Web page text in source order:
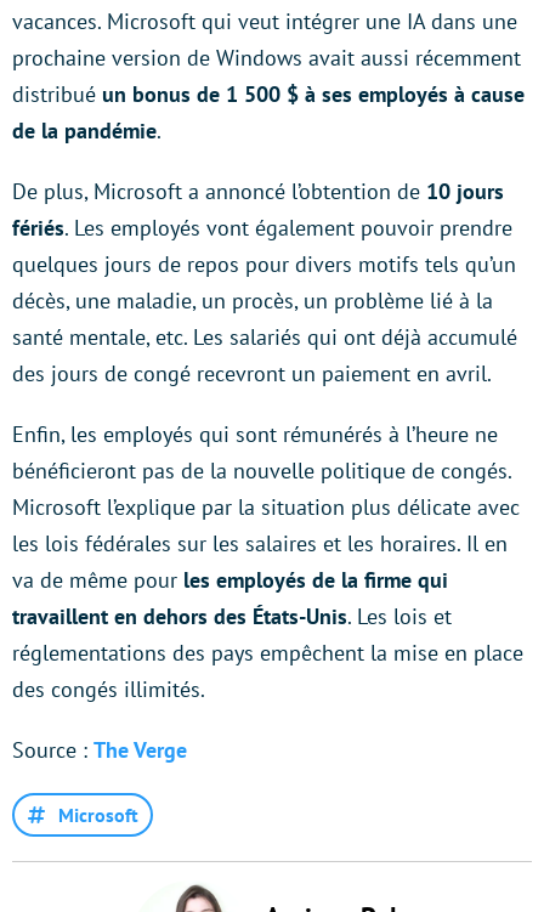
vacances. Microsoft qui veut intégrer une IA dans une
prochaine version de Windows avait aussi récemment
distribué un bonus de 1 500 $ à ses employés à cause
de la pandémie.
De plus, Microsoft a annoncé l’obtention de 10 jours
fériés. Les employés vont également pouvoir prendre
quelques jours de repos pour divers motifs tels qu’un
décès, une maladie, un procès, un problème lié à la
santé mentale, etc. Les salariés qui ont déjà accumulé
des jours de congé recevront un paiement en avril.
Enfin, les employés qui sont rémunérés à l’heure ne
bénéficieront pas de la nouvelle politique de congés.
Microsoft l’explique par la situation plus délicate avec
les lois fédérales sur les salaires et les horaires. Il en
va de même pour les employés de la firme qui
travaillent en dehors des États-Unis. Les lois et
réglementations des pays empêchent la mise en place
des congés illimités.
Source : The Verge
Microsoft